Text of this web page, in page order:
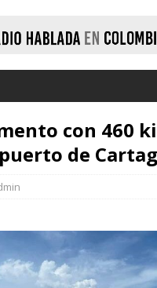
con 460
de